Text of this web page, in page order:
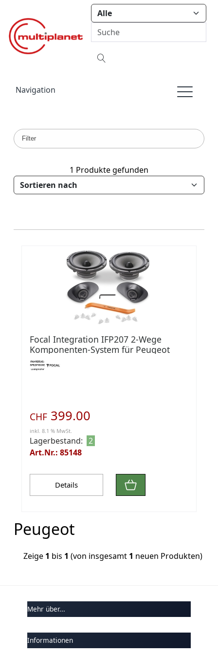
Navigation
Filter
1 Produkte gefunden
Focal Integration IFP207 2-Wege
Komponenten-System für Peugeot
CHF 399.00
inkl. 8.1 % MwSt.
Lagerbestand: 2
Art.Nr.: 85148
Details
Peugeot
Zeige 1 bis 1 (von insgesamt 1 neuen Produkten)
Mehr über...
Informationen